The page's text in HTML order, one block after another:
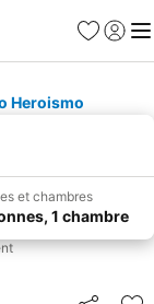
Favoris
Se
Heroismo
et chambres
1 chambre